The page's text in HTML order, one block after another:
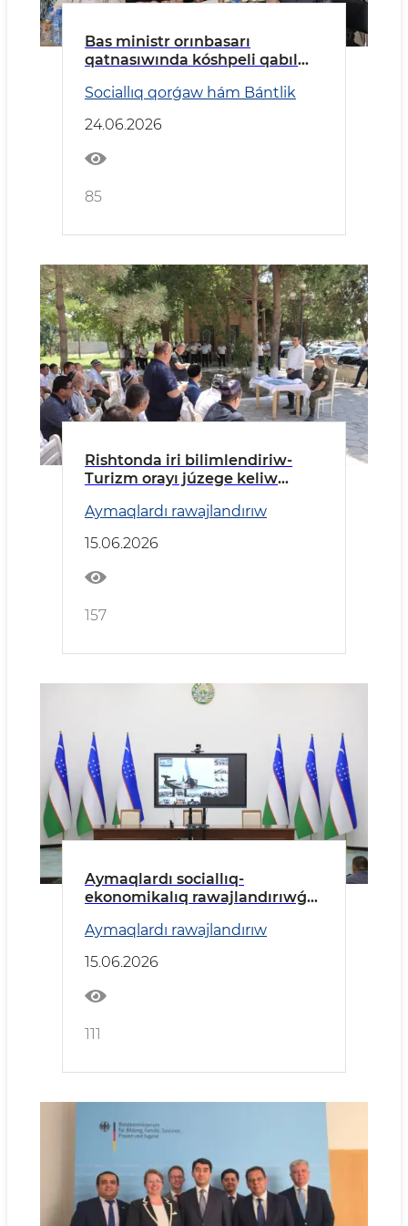
Bas ministr orınbasarı
qatnasıwında kóshpeli qabıl
Sociallıq qorǵaw hám Bántlik
24.06.2026
85
Rishtonda iri bilimlendiriw-
Turizm orayı júzege keliw
Aymaqlardı rawajlandırıw
15.06.2026
157
Aymaqlardı sociallıq-
ekonomikalıq rawajlandırıwǵa
etildi.
Aymaqlardı rawajlandırıw
15.06.2026
111